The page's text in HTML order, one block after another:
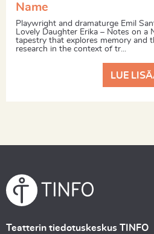
Name
Playwright and dramaturge Emil
Lovely Daughter Erika – Notes on a
tapestry that explores memory and
research in the context of tr...
LUE
Teatterin tiedotuskeskus TINFO